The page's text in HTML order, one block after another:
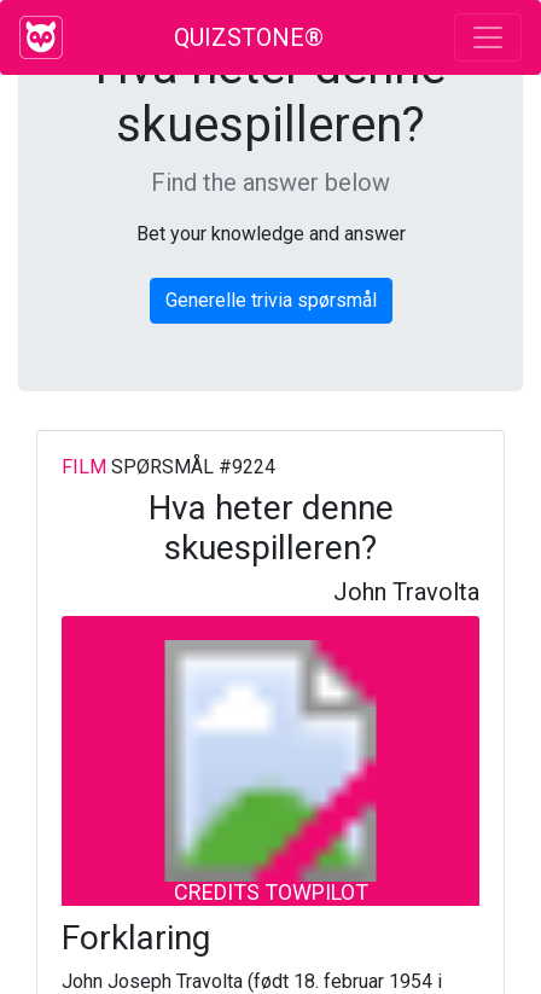
QUIZSTONE®
Hva heter denne
skuespilleren?
Find the answer below
Bet your knowledge and answer
Generelle trivia spørsmål
FILM SPØRSMÅL #9224
Hva heter denne
skuespilleren?
John Travolta
CREDITS TOWPILOT
Forklaring
John Joseph Travolta (født 18. februar 1954 i